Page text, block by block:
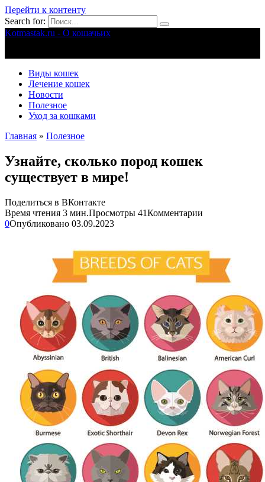
Перейти к контенту
Search for:
Kotmastak.ru - О кошачьих
Виды кошек
Лечение кошек
Новости
Полезное
Уход за кошками
Главная » Полезное
Узнайте, сколько пород кошек
существует в мире!
Поделиться в ВКонтакте
Время чтения 3 мин.Просмотры 41Комментарии
0Опубликовано 03.09.2023